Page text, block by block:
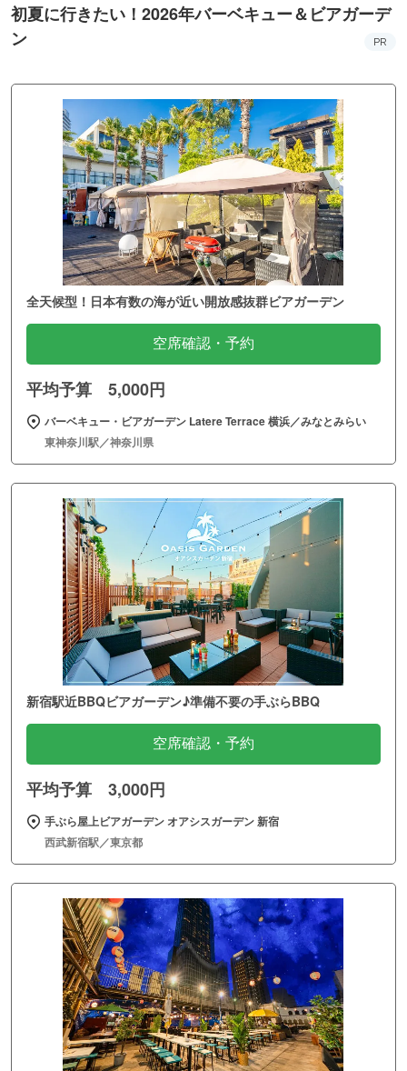
初夏に行きたい！2026年バーベキュー＆ビアガーデ
ン
PR
全天候型！日本有数の海が近い開放感抜群ビアガーデン
空席確認・予約
平均予算 5,000円
バーベキュー・ビアガーデン Latere Terrace 横浜／みなとみらい
東神奈川駅／神奈川県
新宿駅近BBQビアガーデン♪準備不要の手ぶらBBQ
空席確認・予約
平均予算 3,000円
手ぶら屋上ビアガーデン オアシスガーデン 新宿
西武新宿駅／東京都